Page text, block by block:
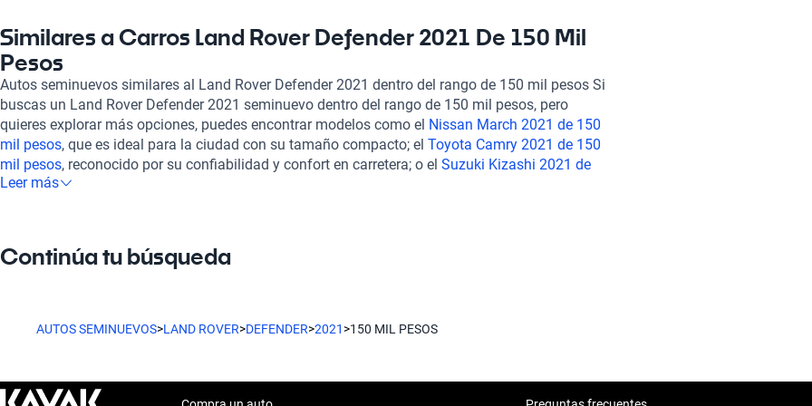
conduces, y los múltiples sensores de estacionamiento, tanto frente como detrás, facilitarán
tus maniobras en espacios reducidos. Kavak adopta un enfoque centrado en el cliente,
garantizando que cada vehículo pase por una rigurosa inspección de más de 240 puntos,
asegurando así su estado mecánico y estético. También ofrecemos opciones de
financiamiento flexibles y planes de garantía destinados a adaptarse a tus necesidades. La
experiencia de compra se realiza completamente en línea, respaldada por nuestro servicio de
soporte postventa y la oportunidad de contratar una garantía extendida. Si deseas explorar
otros modelos en el mismo rango de precio, te invitamos a considerar elFord Fusion 2021 de
150 mil pesos
Similares a Carros Land Rover Defender 2021 De 150 Mil
Pesos
Autos seminuevos similares al Land Rover Defender 2021 dentro del rango de 150 mil pesos Si
buscas un Land Rover Defender 2021 seminuevo dentro del rango de 150 mil pesos, pero
quieres explorar más opciones, puedes encontrar modelos como el Nissan March 2021 de 150
mil pesos, que es ideal para la ciudad con su tamaño compacto; el Toyota Camry 2021 de 150
mil pesos, reconocido por su confiabilidad y confort en carretera; o el Suzuki Kizashi 2021 de
150 mil pesos
Leer más
Continúa tu búsqueda
AUTOS SEMINUEVOS>LAND ROVER>DEFENDER>2021 >150 MIL PESOS